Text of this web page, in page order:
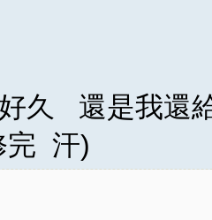
好久 還是我還
完 汗)